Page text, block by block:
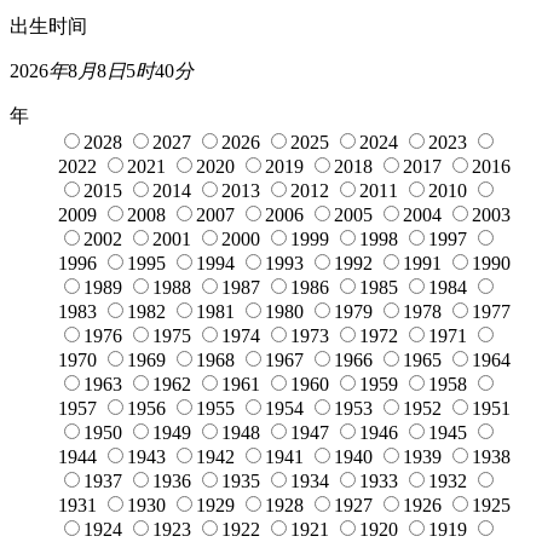
出生时间
2026年8月8日5时40分
年
2028
2027 2026 2025 2024
2023
2022
2021 2020 2019 2018 2017
2016
2015
2014 2013 2012 2011
2010
2009
2008 2007 2006 2005 2004
2003
2002
2001 2000 1999 1998
1997
1996
1995 1994 1993 1992 1991
1990
1989
1988 1987 1986 1985
1984
1983
1982 1981 1980 1979 1978
1977
1976
1975 1974 1973 1972
1971
1970
1969 1968 1967 1966 1965
1964
1963
1962 1961 1960 1959
1958
1957
1956 1955 1954 1953 1952
1951
1950
1949 1948 1947 1946
1945
1944
1943 1942 1941 1940 1939
1938
1937
1936 1935 1934 1933
1932
1931
1930 1929 1928 1927 1926
1925
1924
1923 1922 1921 1920
1919